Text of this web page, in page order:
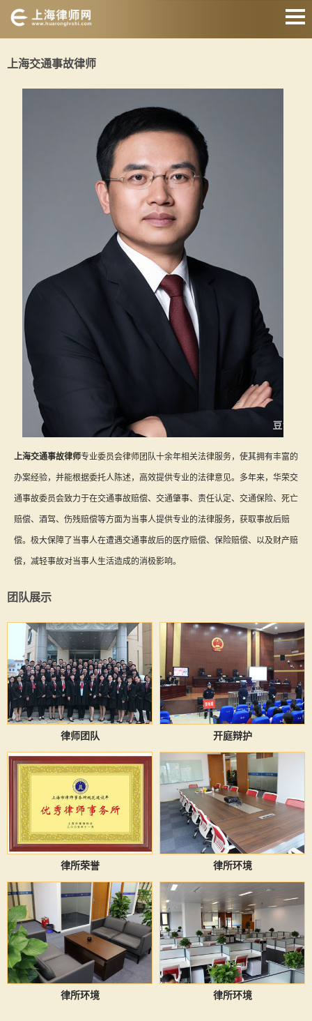
婚姻家庭律师
刑事辩护律师
房产纠纷律师
合同纠纷律师
关于我们
上海交通事故律师
上海交通事故律师专业委员会律师团队十余年相关法律服务，使其拥有丰富的
办案经验，并能根据委托人陈述，高效提供专业的法律意见。多年来，华荣交
通事故委员会致力于在交通事故赔偿、交通肇事、责任认定、交通保险、死亡
赔偿、酒驾、伤残赔偿等方面为当事人提供专业的法律服务，获取事故后赔
偿。极大保障了当事人在遭遇交通事故后的医疗赔偿、保险赔偿、以及财产赔
偿，减轻事故对当事人生活造成的消极影响。
团队展示
律师团队 开庭辩护
律所荣誉 律所环境
律所环境 律所环境